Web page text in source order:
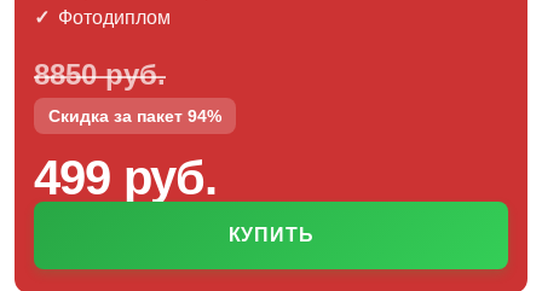
Фотодиплом
8850 руб.
Скидка за пакет 94%
499 руб.
КУПИТЬ